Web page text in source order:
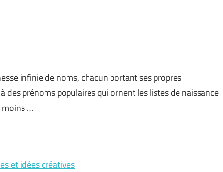
infinie de noms, chacun portant ses propres
prénoms populaires qui ornent les listes de naissance
moins …
et idées créatives